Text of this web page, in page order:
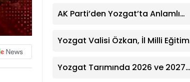
Eczane
AK Parti’den Yozgat’ta Anlamlı
Dernek Üyeleriyle Buluştu
Yozgat Valisi Özkan, İl Milli Eğitim
Yozgat Tarımında 2026 ve 2027